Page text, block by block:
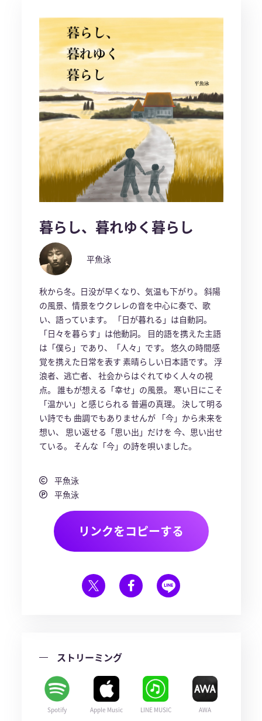
暮らし、暮れゆく暮らし
平魚泳
秋から冬。日没が早くなり、気温も下がり。 斜陽
の風景、情景をウクレレの音を中心に奏で、歌
い、語っています。 「日が暮れる」は自動詞。
「日々を暮らす」は他動詞。 目的語を携えた主語
は「僕ら」であり、「人々」です。 悠久の時間感
覚を携えた日常を表す 素晴らしい日本語です。 浮
浪者、逃亡者、 社会からはぐれてゆく人々の視
点。 誰もが想える「幸せ」の風景。 寒い日にこそ
「温かい」と感じられる 普遍の真理。 決して明る
い詩でも 曲調でもありませんが 「今」から未来を
想い、 思い返せる「思い出」だけを 今、思い出せ
ている。 そんな「今」の詩を唄いました。
平魚泳
平魚泳
リンクをコピーする
ストリーミング
Spotify Apple Music LINE MUSIC AWA